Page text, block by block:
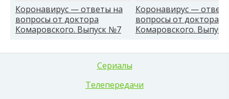
Коронавирус — ответы на
вопросы от доктора
Комаровского. Выпуск №7
Коронавирус —
вопросы от доктора
Комаровского.
Сериалы
Телепередачи